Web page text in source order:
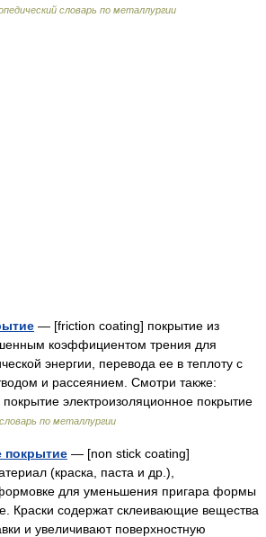
словарь по металлургии
— [friction coating] покрытие из
коэффициентом трения для
энергии, перевода ее в теплоту с
и рассеянием. Смотри также:
электроизоляционное покрытие
по металлургии
покрытие — [non stick coating]
(краска, паста и др.),
для уменьшения пригара формы
Краски содержат склеивающие вещества
и увеличивают поверхностную